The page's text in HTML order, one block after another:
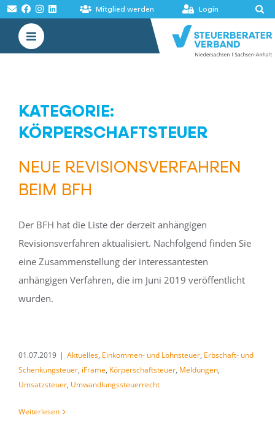
Zum
Inhalt
springen
Mitglied werden Login
Toggle
Navigation
MELDUNGEN
KATEGORIE:
KÖRPERSCHAFTSTEUER
NEUE REVISIONSVERFAHREN
BEIM BFH
Der BFH hat die Liste der derzeit anhängigen
Revisionsverfahren aktualisiert. Nachfolgend finden Sie
eine Zusammenstellung der interessantesten
anhängigen Verfahren, die im Juni 2019 veröffentlicht
wurden.
01.07.2019 | Aktuelles, Einkommen- und Lohnsteuer, Erbschaft- und
Schenkungsteuer, iFrame, Körperschaftsteuer, Meldungen,
Umsatzsteuer, Umwandlungssteuerrecht
Weiterlesen